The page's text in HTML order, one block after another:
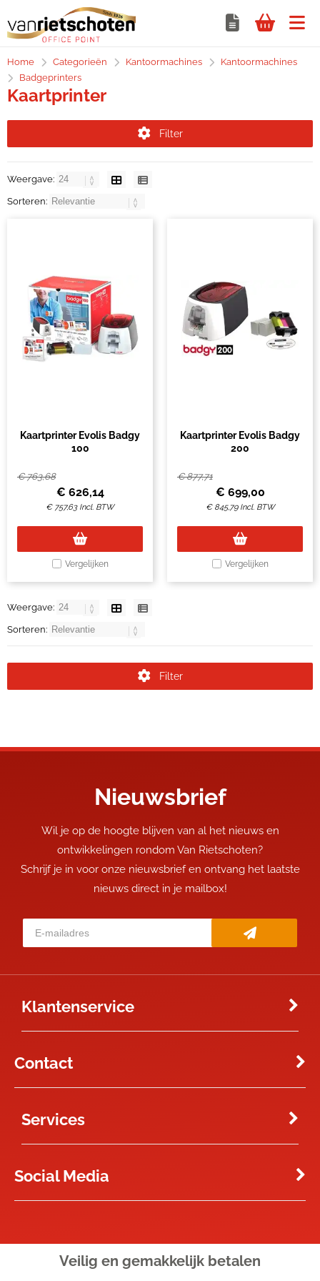
Home Categorieën Kantoormachines
Kantoormachines
Badgeprinters
Kaartprinter
Filter
Weergave:
Sorteren:
Kaartprinter Evolis Badgy
100
€763,68
€ 626,14
€ 757,63 Incl. BTW
Vergelijken
Kaartprinter Evolis Badgy
200
€877,71
€ 699,00
€ 845,79 Incl. BTW
Vergelijken
Weergave:
Sorteren:
Filter
Nieuwsbrief
Wil je op de hoogte blijven van al het nieuws en
ontwikkelingen rondom Van Rietschoten?
Schrijf je in voor onze nieuwsbrief en ontvang het laatste
nieuws direct in je mailbox!
Klantenservice
Contact
Services
Social Media
Veilig en gemakkelijk betalen